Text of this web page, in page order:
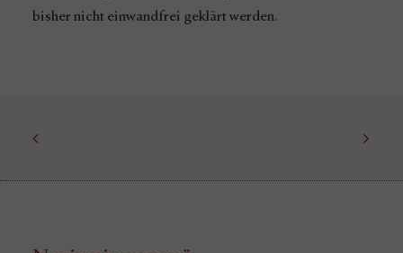
bisher nicht einwandfrei geklärt werden.